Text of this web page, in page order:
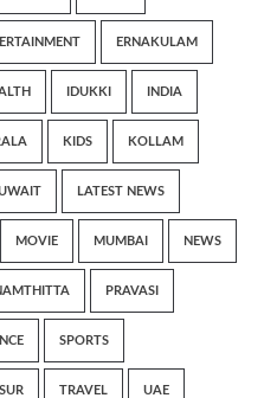
ERNAKULAM
IDUKKI INDIA
KIDS KOLLAM
LATEST NEWS
MOVIE MUMBAI NEWS
PRAVASI
SPORTS
TRAVEL UAE